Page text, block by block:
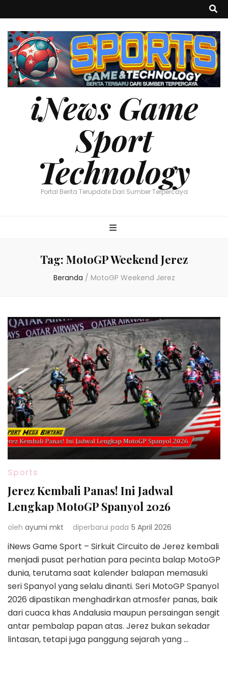
iNews Game
Sport
Technology
Portal Berita Terupdate Dari Sumber Terpercaya
Tag: MotoGP Weekend Jerez
Beranda / MotoGP Weekend Jerez
Sports
Jerez Kembali Panas! Ini Jadwal
Lengkap MotoGP Spanyol 2026
oleh ayumi mkt diperbarui pada 5 April 2026
iNews Game Sport – Sirkuit Circuito de Jerez kembali
menjadi pusat perhatian para pecinta balap MotoGP
dunia, terutama saat kalender balapan memasuki
seri Spanyol yang selalu dinanti. Seri MotoGP Spanyol
2026 dipastikan menghadirkan atmosfer panas, baik
dari cuaca khas Andalusia maupun persaingan sengit
antar pembalap papan atas. Jerez bukan sekadar
lintasan, tetapi juga panggung sejarah yang …